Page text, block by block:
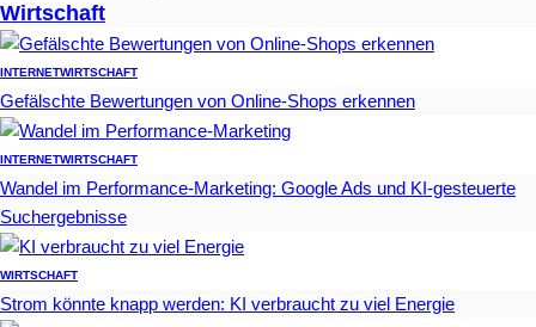
Wirtschaft
INTERNETWIRTSCHAFT
Gefälschte Bewertungen von Online-Shops erkennen
INTERNETWIRTSCHAFT
Wandel im Performance-Marketing: Google Ads und KI-gesteuerte
Suchergebnisse
WIRTSCHAFT
Strom könnte knapp werden: KI verbraucht zu viel Energie